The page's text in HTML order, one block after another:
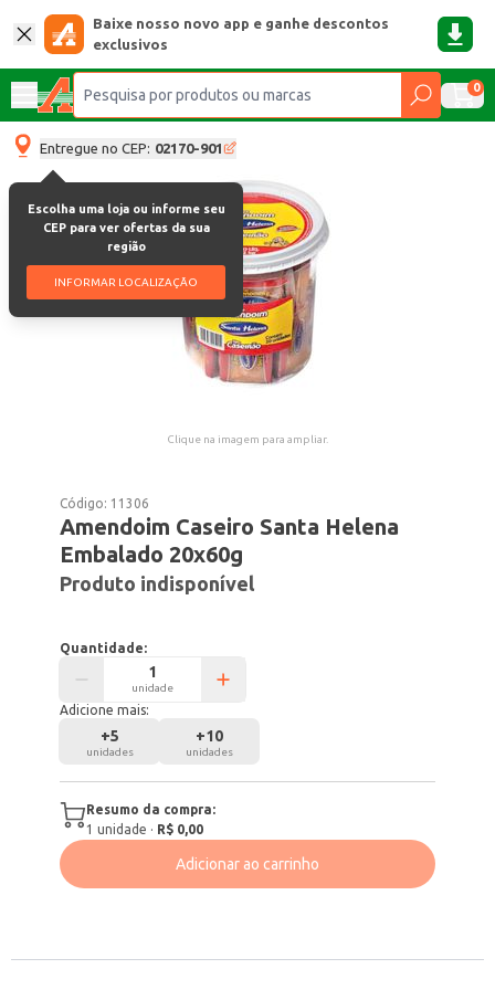
Baixe nosso novo app e ganhe descontos
exclusivos
0
Entregue no CEP: 02170-901
Escolha uma loja ou informe seu
CEP para ver ofertas da sua
região
INFORMAR LOCALIZAÇÃO
Clique na imagem para ampliar.
Código: 11306
Amendoim Caseiro Santa Helena
Embalado 20x60g
Produto indisponível
Quantidade:
unidade
Adicione mais:
+5
unidades
+10
unidades
Resumo da compra:
1 unidade · R$ 0,00
Adicionar ao carrinho